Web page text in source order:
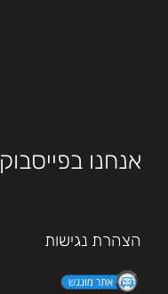
אנחנו בפייסבוק
הצהרת נגישות